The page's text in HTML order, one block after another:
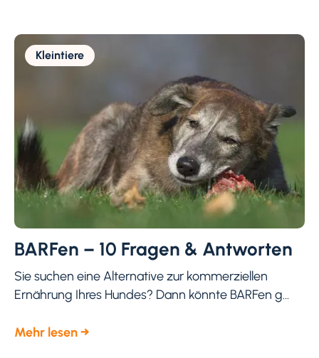
Kleintiere
BARFen – 10 Fragen & Antworten
Sie suchen eine Alternative zur kommerziellen
Ernährung Ihres Hundes? Dann könnte BARFen g...
Mehr lesen →